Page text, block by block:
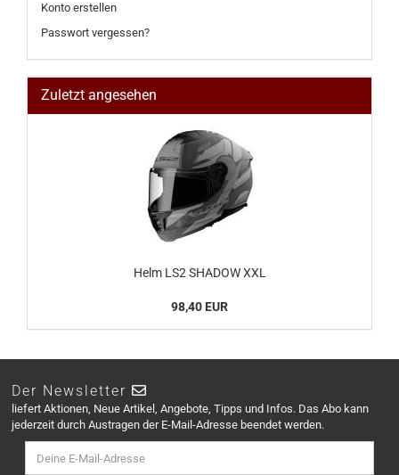
Konto erstellen
Passwort vergessen?
Zuletzt angesehen
Helm LS2 SHADOW XXL
98,40 EUR
Der Newsletter
liefert Aktionen, Neue Artikel, Angebote, Tipps und Infos. Das Abo kann
jederzeit durch Austragen der E-Mail-Adresse beendet werden.